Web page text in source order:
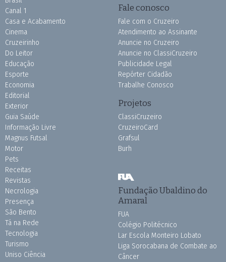
Canal 1
Casa e Acabamento
Cinema
Cruzeirinho
Do Leitor
Educação
Esporte
Economia
Editorial
Exterior
Guia Saúde
Informação Livre
Magnus Futsal
Motor
Pets
Receitas
Revistas
Necrologia
Presença
São Bento
Tá na Rede
Tecnologia
Turismo
Uniso Ciência
Fale conosco
Fale com o Cruzeiro
Atendimento ao Assinante
Anuncie no Cruzeiro
Anuncie no ClassiCruzeiro
Publicidade Legal
Repórter Cidadão
Trabalhe Conosco
Projetos
ClassiCruzeiro
CruzeiroCard
Grafsul
Burh
Fundação Ubaldino do
Amaral
FUA
Colégio Politécnico
Lar Escola Monteiro Lobato
Liga Sorocabana de Combate ao
Câncer